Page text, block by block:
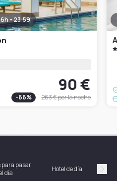
- 23:59
90 €
-66% 263 €por la noche
para pasar
día
Hotel de día